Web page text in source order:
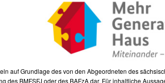
auf Grundlage des von den Abgeordneten des
des BMFSFJ oder des BAFzA dar. Für inhaltliche